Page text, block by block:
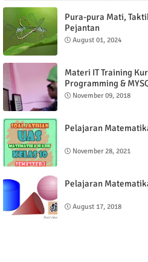
Pura-pura Mati,
Pejantan
August 01, 2024
Materi IT Training
Programming &
November 09, 2018
Pelajaran
November 28, 2021
Pelajaran
August 17, 2018